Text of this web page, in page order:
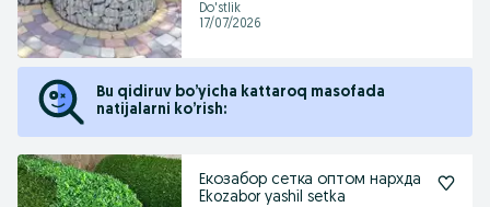
Do'stlik
17/07/2026
Bu qidiruv bo’yicha kattaroq masofada
natijalarni ko’rish:
Екозабор сетка оптом нархда
Ekozabor yashil setka